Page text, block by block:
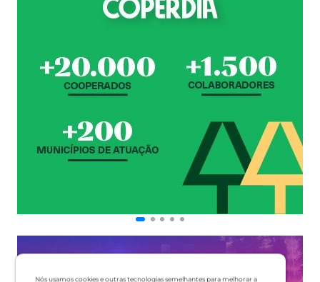
Nós usamos cookies e outras tecnologias semelhantes para melhorar a